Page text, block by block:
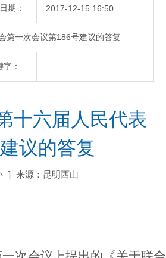
期： 2017-12-15 16:50
第一次会议第186号建议的答复
字：
十六届人民代表
议的答复
] 来源：昆明西山